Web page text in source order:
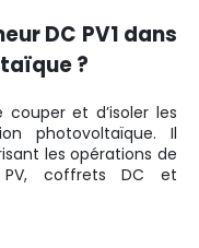
DC PV1 dans
?
couper et d’isoler les
photovoltaïque. Il
les opérations de
coffrets DC et